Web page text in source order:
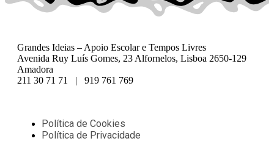
Grandes Ideias – Apoio Escolar e Tempos Livres
Avenida Ruy Luís Gomes, 23 Alfornelos, Lisboa 2650-129
Amadora
211 30 71 71 | 919 761 769
Política de Cookies
Política de Privacidade